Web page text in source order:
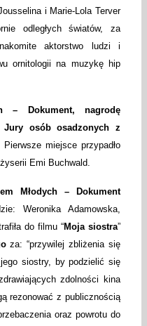
i Marie-Lola Terver
odległych światów, za
aktorstwo ludzi i
ornitologii na muzykę hip
– Dokument, nagrodę
Jury osób osadzonych z
Pierwsze miejsce przypadło
Emi Buchwald.
Młodych – Dokument
Weronika Adamowska,
do filmu “Moja siostra”
za: “przywilej zbliżenia się
siostry, by podzielić się
zdolności kina
rezonować z publicznością
oraz powrotu do